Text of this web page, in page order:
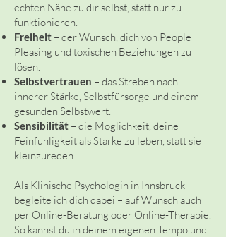
echten Nähe zu dir selbst, statt nur zu
funktionieren.
Freiheit – der Wunsch, dich von People
Pleasing und toxischen Beziehungen zu
lösen.
Selbstvertrauen – das Streben nach
innerer Stärke, Selbstfürsorge und einem
gesunden Selbstwert.
Sensibilität – die Möglichkeit, deine
Feinfühligkeit als Stärke zu leben, statt sie
kleinzureden.
Als Klinische Psychologin in Innsbruck
begleite ich dich dabei – auf Wunsch auch
per Online-Beratung oder Online-Therapie.
So kannst du in deinem eigenen Tempo und